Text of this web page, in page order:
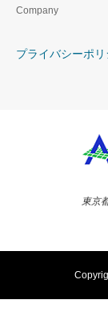
Company
プライバシーポリ
東京